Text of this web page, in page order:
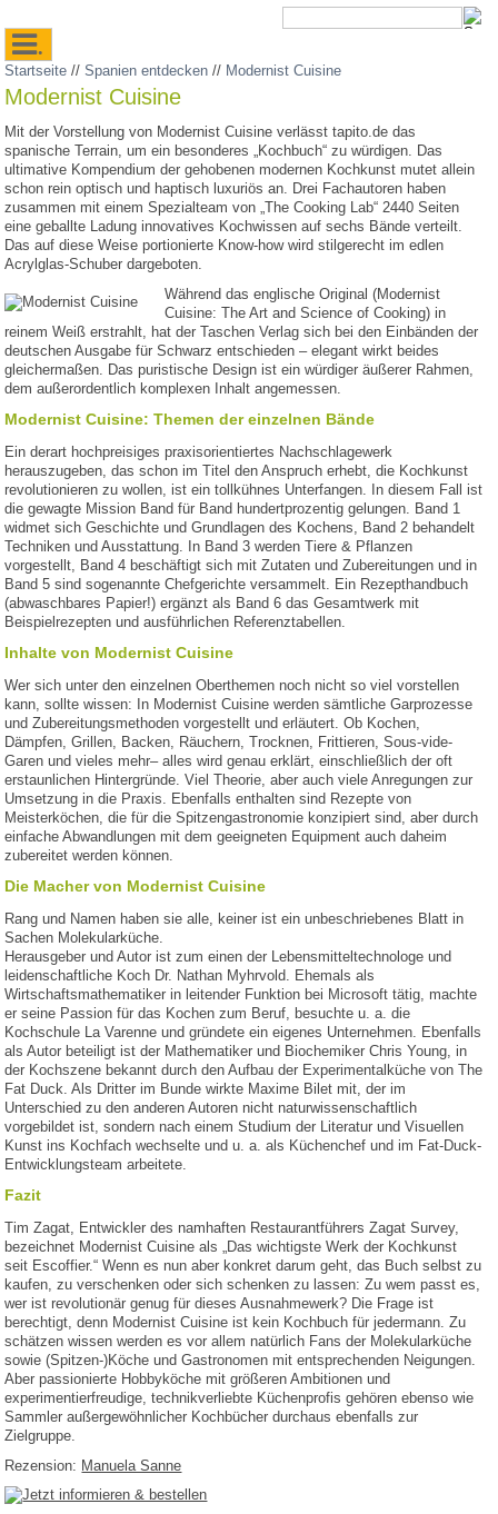
.
Startseite //Spanien entdecken // Modernist Cuisine
Modernist Cuisine
Mit der Vorstellung von Modernist Cuisine verlässt tapito.de das
spanische Terrain, um ein besonderes „Kochbuch“ zu würdigen. Das
ultimative Kompendium der gehobenen modernen Kochkunst mutet allein
schon rein optisch und haptisch luxuriös an. Drei Fachautoren haben
zusammen mit einem Spezialteam von „The Cooking Lab“ 2440 Seiten
eine geballte Ladung innovatives Kochwissen auf sechs Bände verteilt.
Das auf diese Weise portionierte Know-how wird stilgerecht im edlen
Acrylglas-Schuber dargeboten.
Während das englische Original (Modernist
Cuisine: The Art and Science of Cooking) in
reinem Weiß erstrahlt, hat der Taschen Verlag sich bei den Einbänden der
deutschen Ausgabe für Schwarz entschieden – elegant wirkt beides
gleichermaßen. Das puristische Design ist ein würdiger äußerer Rahmen,
dem außerordentlich komplexen Inhalt angemessen.
Modernist Cuisine: Themen der einzelnen Bände
Ein derart hochpreisiges praxisorientiertes Nachschlagewerk
herauszugeben, das schon im Titel den Anspruch erhebt, die Kochkunst
revolutionieren zu wollen, ist ein tollkühnes Unterfangen. In diesem Fall ist
die gewagte Mission Band für Band hundertprozentig gelungen. Band 1
widmet sich Geschichte und Grundlagen des Kochens, Band 2 behandelt
Techniken und Ausstattung. In Band 3 werden Tiere & Pflanzen
vorgestellt, Band 4 beschäftigt sich mit Zutaten und Zubereitungen und in
Band 5 sind sogenannte Chefgerichte versammelt. Ein Rezepthandbuch
(abwaschbares Papier!) ergänzt als Band 6 das Gesamtwerk mit
Beispielrezepten und ausführlichen Referenztabellen.
Inhalte von Modernist Cuisine
Wer sich unter den einzelnen Oberthemen noch nicht so viel vorstellen
kann, sollte wissen: In Modernist Cuisine werden sämtliche Garprozesse
und Zubereitungsmethoden vorgestellt und erläutert. Ob Kochen,
Dämpfen, Grillen, Backen, Räuchern, Trocknen, Frittieren, Sous-vide-
Garen und vieles mehr– alles wird genau erklärt, einschließlich der oft
erstaunlichen Hintergründe. Viel Theorie, aber auch viele Anregungen zur
Umsetzung in die Praxis. Ebenfalls enthalten sind Rezepte von
Meisterköchen, die für die Spitzengastronomie konzipiert sind, aber durch
einfache Abwandlungen mit dem geeigneten Equipment auch daheim
zubereitet werden können.
Die Macher von Modernist Cuisine
Rang und Namen haben sie alle, keiner ist ein unbeschriebenes Blatt in
Sachen Molekularküche.
Herausgeber und Autor ist zum einen der Lebensmitteltechnologe und
leidenschaftliche Koch Dr. Nathan Myhrvold. Ehemals als
Wirtschaftsmathematiker in leitender Funktion bei Microsoft tätig, machte
er seine Passion für das Kochen zum Beruf, besuchte u. a. die
Kochschule La Varenne und gründete ein eigenes Unternehmen. Ebenfalls
als Autor beteiligt ist der Mathematiker und Biochemiker Chris Young, in
der Kochszene bekannt durch den Aufbau der Experimentalküche von The
Fat Duck. Als Dritter im Bunde wirkte Maxime Bilet mit, der im
Unterschied zu den anderen Autoren nicht naturwissenschaftlich
vorgebildet ist, sondern nach einem Studium der Literatur und Visuellen
Kunst ins Kochfach wechselte und u. a. als Küchenchef und im Fat-Duck-
Entwicklungsteam arbeitete.
Fazit
Tim Zagat, Entwickler des namhaften Restaurantführers Zagat Survey,
bezeichnet Modernist Cuisine als „Das wichtigste Werk der Kochkunst
seit Escoffier.“ Wenn es nun aber konkret darum geht, das Buch selbst zu
kaufen, zu verschenken oder sich schenken zu lassen: Zu wem passt es,
wer ist revolutionär genug für dieses Ausnahmewerk? Die Frage ist
berechtigt, denn Modernist Cuisine ist kein Kochbuch für jedermann. Zu
schätzen wissen werden es vor allem natürlich Fans der Molekularküche
sowie (Spitzen-)Köche und Gastronomen mit entsprechenden Neigungen.
Aber passionierte Hobbyköche mit größeren Ambitionen und
experimentierfreudige, technikverliebte Küchenprofis gehören ebenso wie
Sammler außergewöhnlicher Kochbücher durchaus ebenfalls zur
Zielgruppe.
Rezension: Manuela Sanne